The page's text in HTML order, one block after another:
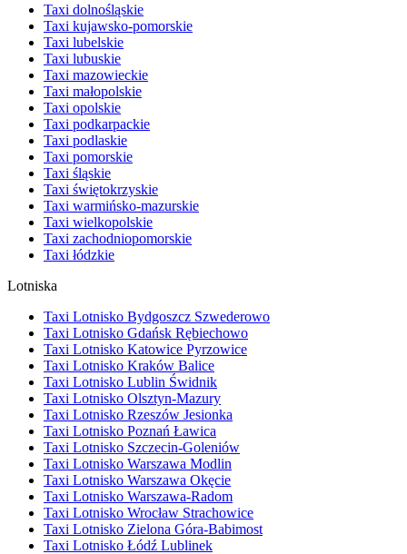
Taxi dolnośląskie
Taxi kujawsko-pomorskie
Taxi lubelskie
Taxi lubuskie
Taxi mazowieckie
Taxi małopolskie
Taxi opolskie
Taxi podkarpackie
Taxi podlaskie
Taxi pomorskie
Taxi śląskie
Taxi świętokrzyskie
Taxi warmińsko-mazurskie
Taxi wielkopolskie
Taxi zachodniopomorskie
Taxi łódzkie
Lotniska
Taxi Lotnisko Bydgoszcz Szwederowo
Taxi Lotnisko Gdańsk Rębiechowo
Taxi Lotnisko Katowice Pyrzowice
Taxi Lotnisko Kraków Balice
Taxi Lotnisko Lublin Świdnik
Taxi Lotnisko Olsztyn-Mazury
Taxi Lotnisko Rzeszów Jesionka
Taxi Lotnisko Poznań Ławica
Taxi Lotnisko Szczecin-Goleniów
Taxi Lotnisko Warszawa Modlin
Taxi Lotnisko Warszawa Okęcie
Taxi Lotnisko Warszawa-Radom
Taxi Lotnisko Wrocław Strachowice
Taxi Lotnisko Zielona Góra-Babimost
Taxi Lotnisko Łódź Lublinek